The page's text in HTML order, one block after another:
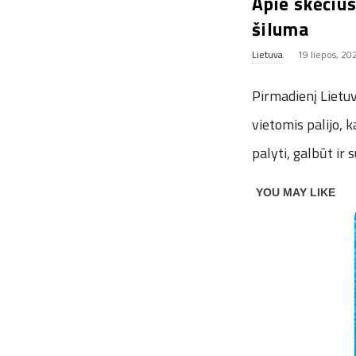
šiluma
Lietuva 19 liepos,
Pirmadienį
vietomis palijo,
palyti, galbūt ir